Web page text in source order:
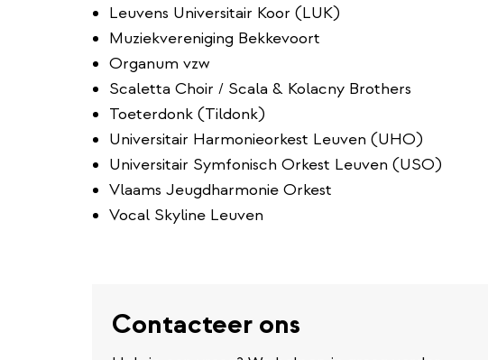
Leuvens Universitair Koor (LUK)
Muziekvereniging Bekkevoort
Organum vzw
Scaletta Choir / Scala & Kolacny Brothers
Toeterdonk (Tildonk)
Universitair Harmonieorkest Leuven (UHO)
Universitair Symfonisch Orkest Leuven (USO)
Vlaams Jeugdharmonie Orkest
Vocal Skyline Leuven
Contacteer ons